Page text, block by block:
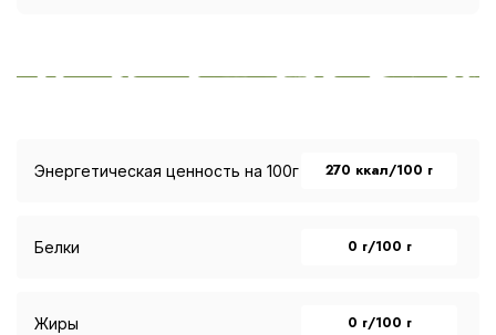
Энергетическая ценность на 100г 270 ккал/100 г
Белки 0 г/100 г
Жиры 0 г/100 г